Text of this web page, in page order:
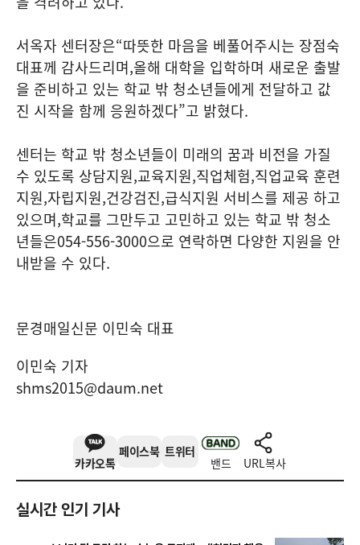
서옥자 센터장은“따뜻한 마음을 베풀어주시는 장점숙
대표께 감사드리며,올해 대학을 입학하며 새로운 출발
을 준비하고 있는 학교 밖 청소년들에게 전달하고 값
진 시작을 함께 응원하겠다”고 밝혔다.
센터는 학교 밖 청소년들이 미래의 꿈과 비전을 가질
수 있도록 상담지원,교육지원,직업체험,직업교육 훈련
지원,자립지원,건강검진,급식지원 서비스를 제공 하고
있으며,학교를 그만두고 고민하고 있는 학교 밖 청소
년들은054-556-3000으로 연락하면 다양한 지원을 안
내받을 수 있다.
문경매일신문 이민숙 대표
이민숙 기자
shms2015@daum.net
카카오톡
페이스북 트위터
밴드 URL복사
실시간 인기 기사